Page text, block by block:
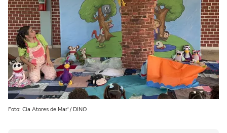
Foto: Cia Atores de Mar' / DINO